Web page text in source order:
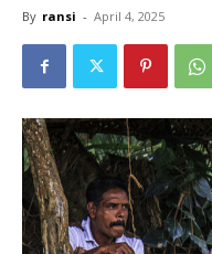
By ransi - April 4, 2025